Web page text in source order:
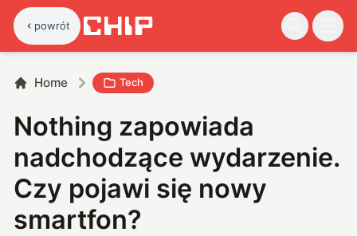
powrót
Home Tech
Nothing zapowiada
nadchodzące wydarzenie.
Czy pojawi się nowy
smartfon?